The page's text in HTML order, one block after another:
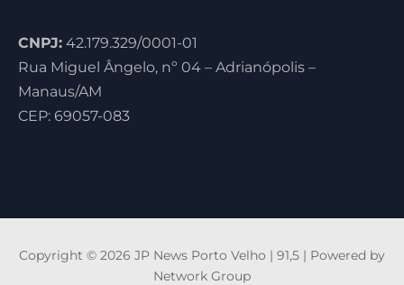
CNPJ: 42.179.329/0001-01
Rua Miguel Ângelo, nº 04 – Adrianópolis –
Manaus/AM
CEP: 69057-083
Copyright © 2026 JP News Porto Velho | 91,5 | Powered by
Network Group